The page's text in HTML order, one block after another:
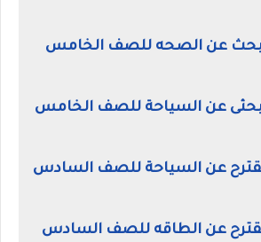
عن الصحه للصف الخامس
عن السياحة للصف الخامس
عن السياحة للصف السادس
عن الطاقه للصف السادس